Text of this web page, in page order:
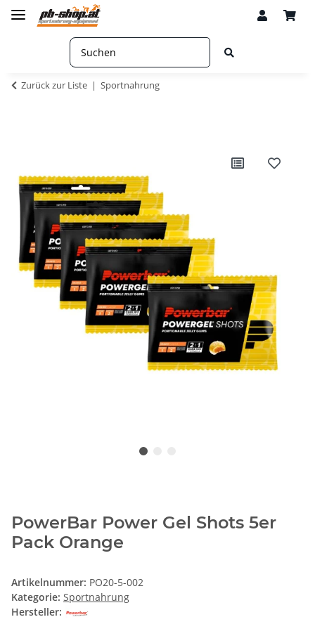
Zurück zur Liste Sportnahrung
PowerBar Power Gel Shots 5er
Pack Orange
Artikelnummer: PO20-5-002
Kategorie: Sportnahrung
Hersteller: